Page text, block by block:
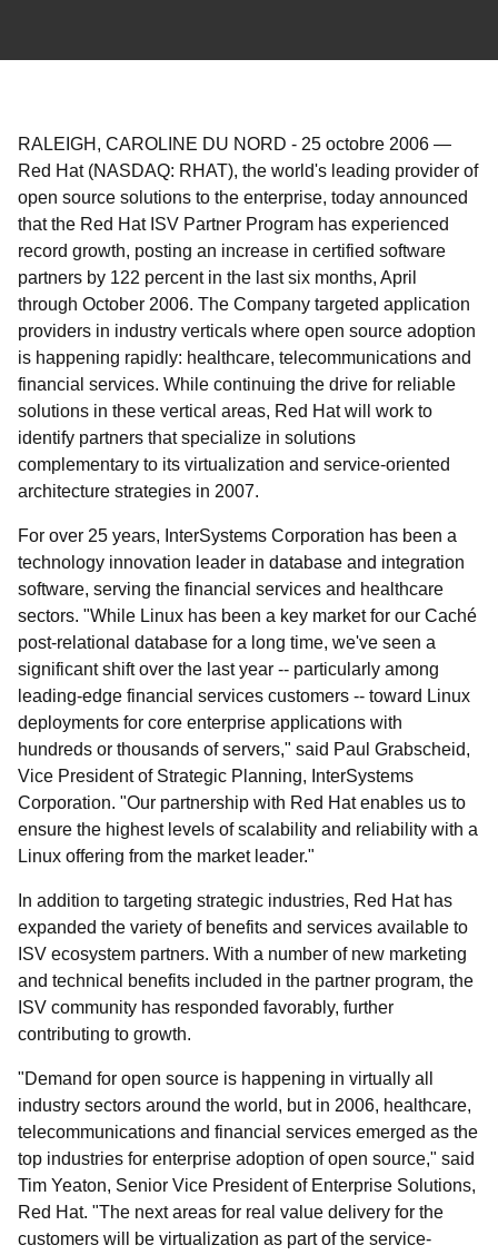
RALEIGH, CAROLINE DU NORD - 25 octobre 2006 —
Red Hat (NASDAQ: RHAT), the world's leading provider of
open source solutions to the enterprise, today announced
that the Red Hat ISV Partner Program has experienced
record growth, posting an increase in certified software
partners by 122 percent in the last six months, April
through October 2006. The Company targeted application
providers in industry verticals where open source adoption
is happening rapidly: healthcare, telecommunications and
financial services. While continuing the drive for reliable
solutions in these vertical areas, Red Hat will work to
identify partners that specialize in solutions
complementary to its virtualization and service-oriented
architecture strategies in 2007.
For over 25 years, InterSystems Corporation has been a
technology innovation leader in database and integration
software, serving the financial services and healthcare
sectors. "While Linux has been a key market for our Caché
post-relational database for a long time, we've seen a
significant shift over the last year -- particularly among
leading-edge financial services customers -- toward Linux
deployments for core enterprise applications with
hundreds or thousands of servers," said Paul Grabscheid,
Vice President of Strategic Planning, InterSystems
Corporation. "Our partnership with Red Hat enables us to
ensure the highest levels of scalability and reliability with a
Linux offering from the market leader."
In addition to targeting strategic industries, Red Hat has
expanded the variety of benefits and services available to
ISV ecosystem partners. With a number of new marketing
and technical benefits included in the partner program, the
ISV community has responded favorably, further
contributing to growth.
"Demand for open source is happening in virtually all
industry sectors around the world, but in 2006, healthcare,
telecommunications and financial services emerged as the
top industries for enterprise adoption of open source," said
Tim Yeaton, Senior Vice President of Enterprise Solutions,
Red Hat. "The next areas for real value delivery for the
customers will be virtualization as part of the service-